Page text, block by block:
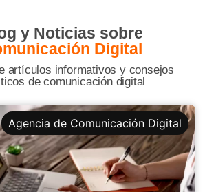
y Noticias sobre
Digital
artículos informativos y consejos
de comunicación digital
Agencia de Comunicación Digital